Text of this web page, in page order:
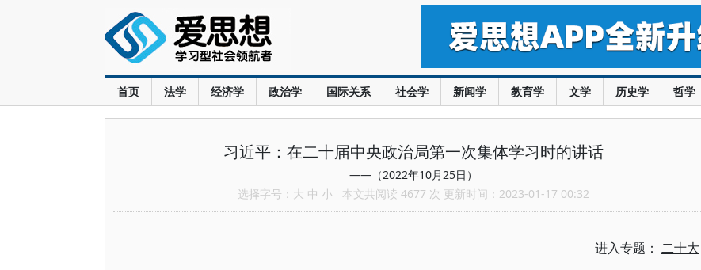
首页 法学 经济学 政治学 国际关系 社会学 新闻学 教育学 文学 历史学 哲学
习近平：在二十届中央政治局第一次集体学习时的讲话
——（2022年10月25日）
选择字号： 大 中 小 本文共阅读 4677 次 更新时间：2023-01-17 00:32
进入专题： 二十大